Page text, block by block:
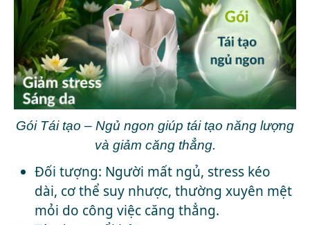
Gói Tái tạo – Ngủ ngon giúp tái tạo năng lượng
và giảm căng thẳng.
Đối tượng: Người mất ngủ, stress kéo
dài, cơ thể suy nhược, thường xuyên mệt
mỏi do công việc căng thẳng.